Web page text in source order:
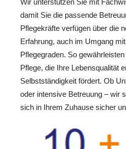
Wir unterstützen Sie mit
damit Sie die passende
Pflegekräfte verfügen über die
Erfahrung, auch im Umgang
Pflegegraden. So
Pflege, die Ihre Lebensqualität
Selbstständigkeit fördert. Ob
oder intensive Betreuung – wir
sich in Ihrem Zuhause sicher